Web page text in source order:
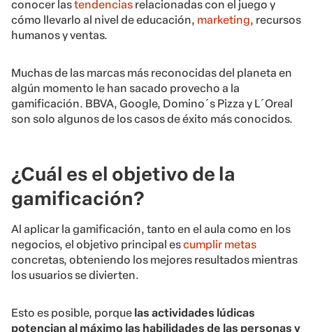
conocer lastendencias relacionadas con el juego y
cómo llevarlo al nivel de educación, marketing, recursos
humanos y ventas.
Muchas de las marcas más reconocidas del planeta en
algún momento le han sacado provecho a la
gamificación. BBVA, Google, Domino´s Pizza y L´Oreal
son solo algunos de los casos de éxito más conocidos.
¿Cuál es el objetivo de la
gamificación?
Al aplicar la gamificación, tanto en el aula como en los
negocios, el objetivo principal escumplir metas
concretas, obteniendo los mejores resultados mientras
los usuarios se divierten.
Esto es posible, porque las actividades lúdicas
potencian al máximo las habilidades de las personas y